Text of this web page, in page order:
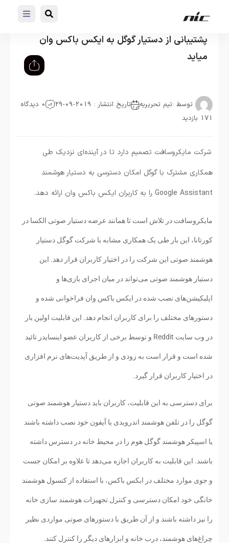
پشتیبانی از دستیار گوگل به ایکس باکس وان
میاید
توسط :تیم تحریریه تاریخ انتشار : 2019-09-29
0 دیدگاه
171 بازدید
شرکت مایکروسافت تصمیم دارد تا در آینده‌ای نزدیک طی
همکاری مشترک با گوگل امکان دسترسی به دستیار هوشمند
Google Assistant را به کاربران ایکس باکس وان ارائه دهد.
مایکروسافت در تلاش است تا همانند عرضه دستیار صوتی الکسا در
کورتانا، این بار طی یک همکاری مشابه با شرکت گوگل دستیار
هوشمند صوتی این شرکت را در اختیار کاربران قرار دهد. این
دستیار هوشمند صوتی می‌تواند در میان اجرای بازی‌ها و
اپلیکیشن‌های نصب شده در ایکس باکس وان فراخوانی شده و
دستورهای مختلف را برای کاربران انجام دهد. این قابلیت اولین بار
در وب سایت Reddit و توسط برخی از کاربران عضو اینسایدر تائید
شده است و قرار است به زودی و از طریق آپدیت‌های نرم افزاری
در اختیار کاربران قرار گیرد.
برای دسترسی به این قابلیت، کاربران باید دستیار هوشمند صوتی
گوگل را در تلفن هوشمند اندرویدی یا آیفون خود نصب داشته باشند
یا اسپیکر هوشمند گوگل هوم را در محیط خانه در دسترس داشته
باشند. این قابلیت به کاربران اجازه می‌دهد تا علاوه بر امکان جست
و جوی موارد مختلف در ایکس باکس، با استفاده از کنسول هوشمند
خانگی خود امکان دسترسی و کنترل تجهیزات هوشمند سازی خانه
را نیز داشته باشند و از آن طریق با دستورهای صوتی مواردی نظیر
چراغ‌های هوشمند، درب خانه و ابزارهای دیگر را کنترل کنند.